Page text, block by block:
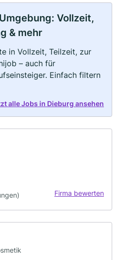
Vollzeit,
& mehr
in Vollzeit, Teilzeit, zur
– auch für
Einfach filtern
alle Jobs in Dieburg ansehen
Firma bewerten